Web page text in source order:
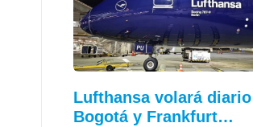
Lufthansa volará
Bogotá y Frankfurt…